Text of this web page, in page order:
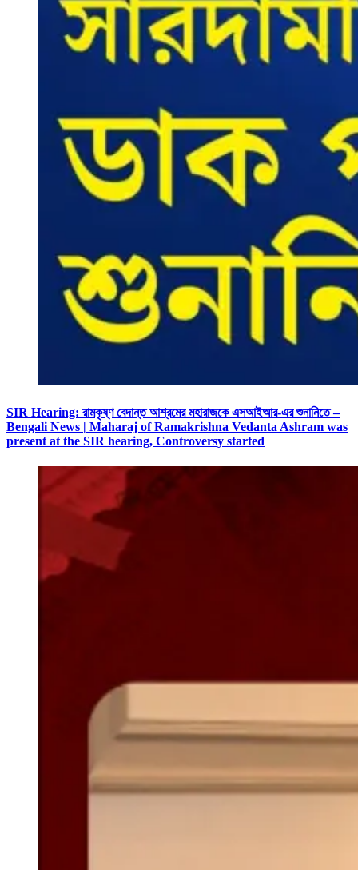
SIR Hearing: রামকৃষ্ণ বেদান্ত আশ্রমের মহারাজকে এসআইআর-এর শুনানিতে –
Bengali News | Maharaj of Ramakrishna Vedanta Ashram was
present at the SIR hearing, Controversy started